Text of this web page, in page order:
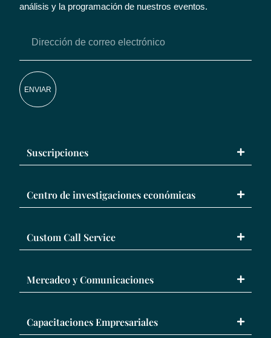
análisis y la programación de nuestros eventos.
ENVIAR
Suscripciones
Centro de investigaciones económicas
Custom Call Service
Mercadeo y Comunicaciones
Capacitaciones Empresariales